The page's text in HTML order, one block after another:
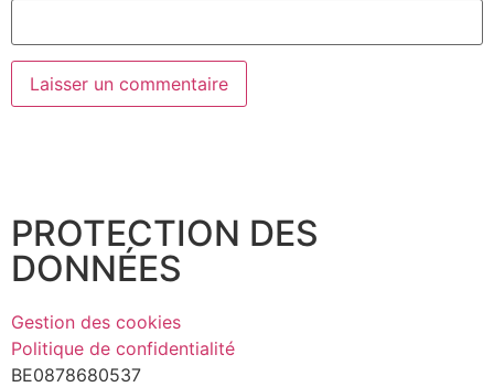
PROTECTION DES
DONNÉES
Gestion des cookies
Politique de confidentialité
BE0878680537